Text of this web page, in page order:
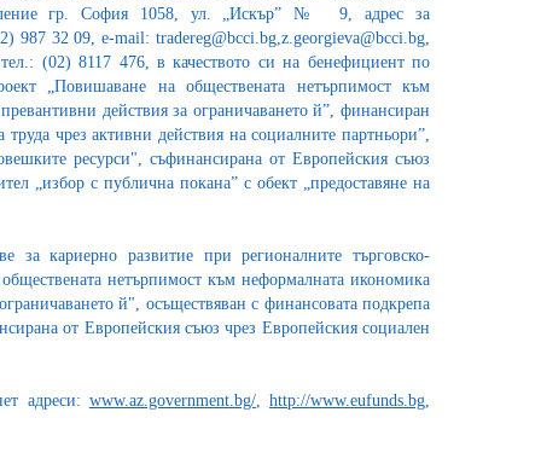
гр. София 1058, ул. „Искър” № 9, адрес за
32 09, e-mail: tradereg@bcci.bg,z.georgieva@bcci.bg,
(02) 8117 476, в качеството си на бенефициент по
„Повишаване на обществената нетърпимост към
действия за ограничаването й”, финансиран
чрез активни действия на социалните партньори”,
ресурси", съфинансирана от Европейския съюз
„избор с публична покана” с обект „предоставяне на
кариерно развитие при регионалните търговско-
нетърпимост към неформалната икономика
й", осъществяван с финансовата подкрепа
от Европейския съюз чрез Европейския социален
адреси: www.az.government.bg/,http://www.eufunds.bg,